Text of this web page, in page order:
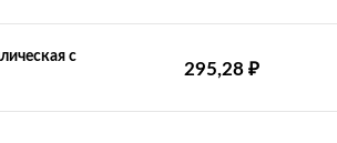
с
295,28 ₽